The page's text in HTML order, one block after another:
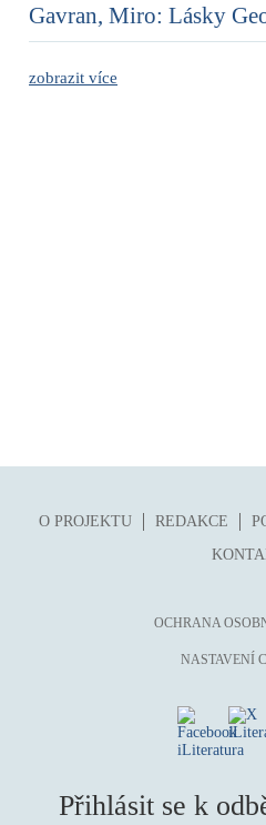
Gavran, Miro: Lásky
zobrazit více
O PROJEKTU REDAKCE
OCHRANA
NASTAVENÍ
Přihlásit se k